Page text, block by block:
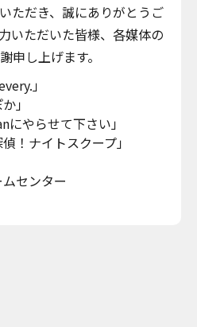
ただき、誠にありがとうご
いただいた皆様、各媒体の
申し上げます。
」
」
やらせて下さい」
！ナイトスクープ」
センター